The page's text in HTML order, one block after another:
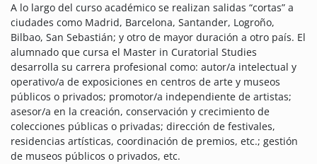
A lo largo del curso académico se realizan salidas “cortas” a
ciudades como Madrid, Barcelona, Santander, Logroño,
Bilbao, San Sebastián; y otro de mayor duración a otro país. El
alumnado que cursa el Master in Curatorial Studies
desarrolla su carrera profesional como: autor/a intelectual y
operativo/a de exposiciones en centros de arte y museos
públicos o privados; promotor/a independiente de artistas;
asesor/a en la creación, conservación y crecimiento de
colecciones públicas o privadas; dirección de festivales,
residencias artísticas, coordinación de premios, etc.; gestión
de museos públicos o privados, etc.